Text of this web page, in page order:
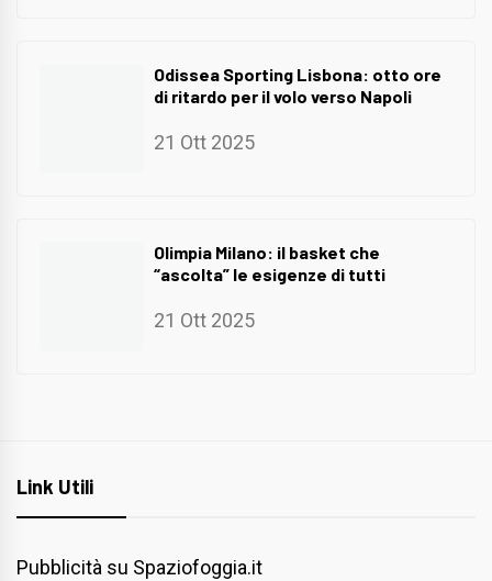
Odissea Sporting Lisbona: otto ore
di ritardo per il volo verso Napoli
21 Ott 2025
Olimpia Milano: il basket che
“ascolta” le esigenze di tutti
21 Ott 2025
Link Utili
Pubblicità su Spaziofoggia.it